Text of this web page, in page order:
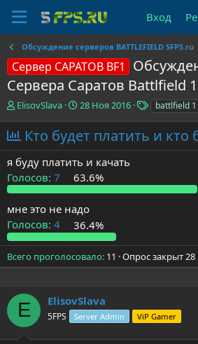
Вход
Обсуждение серверов BATTLEFIELD 5FPS.ru
Сервер CAPATOB BF1
Сервера Саратов Battlfield 1
А
т
о
р
т
е
м
ы
ElisovSlava
Д
а
н
а
ч
а
л
а
28 Ноя 2016
Т
и
battlfield 1
Кто будет платить и кто
я буду платить и качать
Голосов: 7 63.6%
мне это не надо
Голосов: 4 36.4%
Всего проголосовало 11 Опрос закрыт28
E ElisovSlava
5FPS Server Admin ViP Gamer